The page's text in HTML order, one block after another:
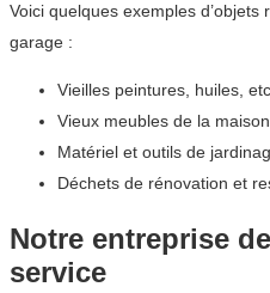
Voici quelques exemples
garage :
Vieilles peintures, huiles,
Vieux meubles de la
Matériel et outils de
Déchets de rénovation et
Notre entreprise
service